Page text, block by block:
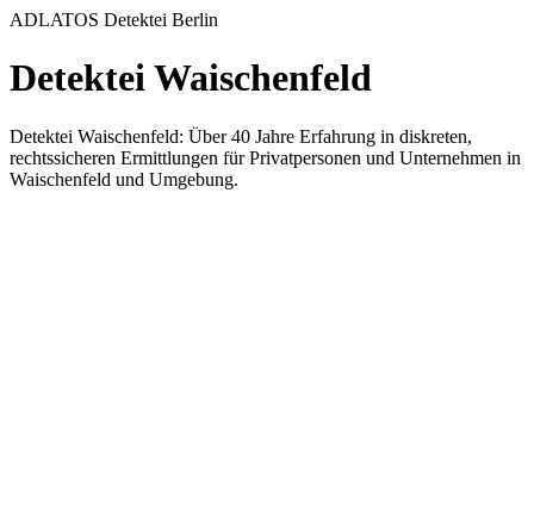
ADLATOS Detektei Berlin
Detektei Waischenfeld
Detektei Waischenfeld: Über 40 Jahre Erfahrung in diskreten,
rechtssicheren Ermittlungen für Privatpersonen und Unternehmen in
Waischenfeld und Umgebung.